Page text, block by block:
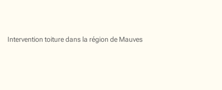
Intervention toiture dans la région de Mauves